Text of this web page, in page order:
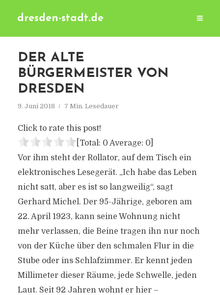
dresden-stadt.de
DER ALTE
BÜRGERMEISTER VON
DRESDEN
9. Juni 2018 7 Min. Lesedauer
Click to rate this post!
[Total: 0 Average: 0]
Vor ihm steht der Rollator, auf dem Tisch ein
elektronisches Lesegerät. „Ich habe das Leben
nicht satt, aber es ist so langweilig“, sagt
Gerhard Michel. Der 95-Jährige, geboren am
22. April 1923, kann seine Wohnung nicht
mehr verlassen, die Beine tragen ihn nur noch
von der Küche über den schmalen Flur in die
Stube oder ins Schlafzimmer. Er kennt jeden
Millimeter dieser Räume, jede Schwelle, jeden
Laut. Seit 92 Jahren wohnt er hier –